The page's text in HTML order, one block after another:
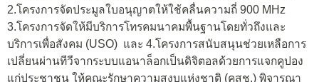
2.โครงการจัดประมูลใบอนุญาตให้ใช้คลื่นความถี่ 900 MHz
3.โครงการจัดให้มีบริการโทรคมนาคมพื้นฐานโดยทั่วถึงและ
บริการเพื่อสังคม (USO) และ 4.โครงการสนับสนุนช่วยเหลือการ
เปลี่ยนผ่านทีวีจากระบบแอนาล็อกเป็นดิจิตอลด้วยการแจกคูปอง
แก่ประชาชน ให้คณะรักษาความสงบแห่งชาติ (คสช.) พิจารณา